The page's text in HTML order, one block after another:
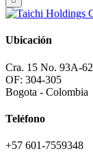
Ubicación
Cra. 15 No. 93A-62
OF: 304-305
Bogota - Colombia
Teléfono
+57 601-7559348